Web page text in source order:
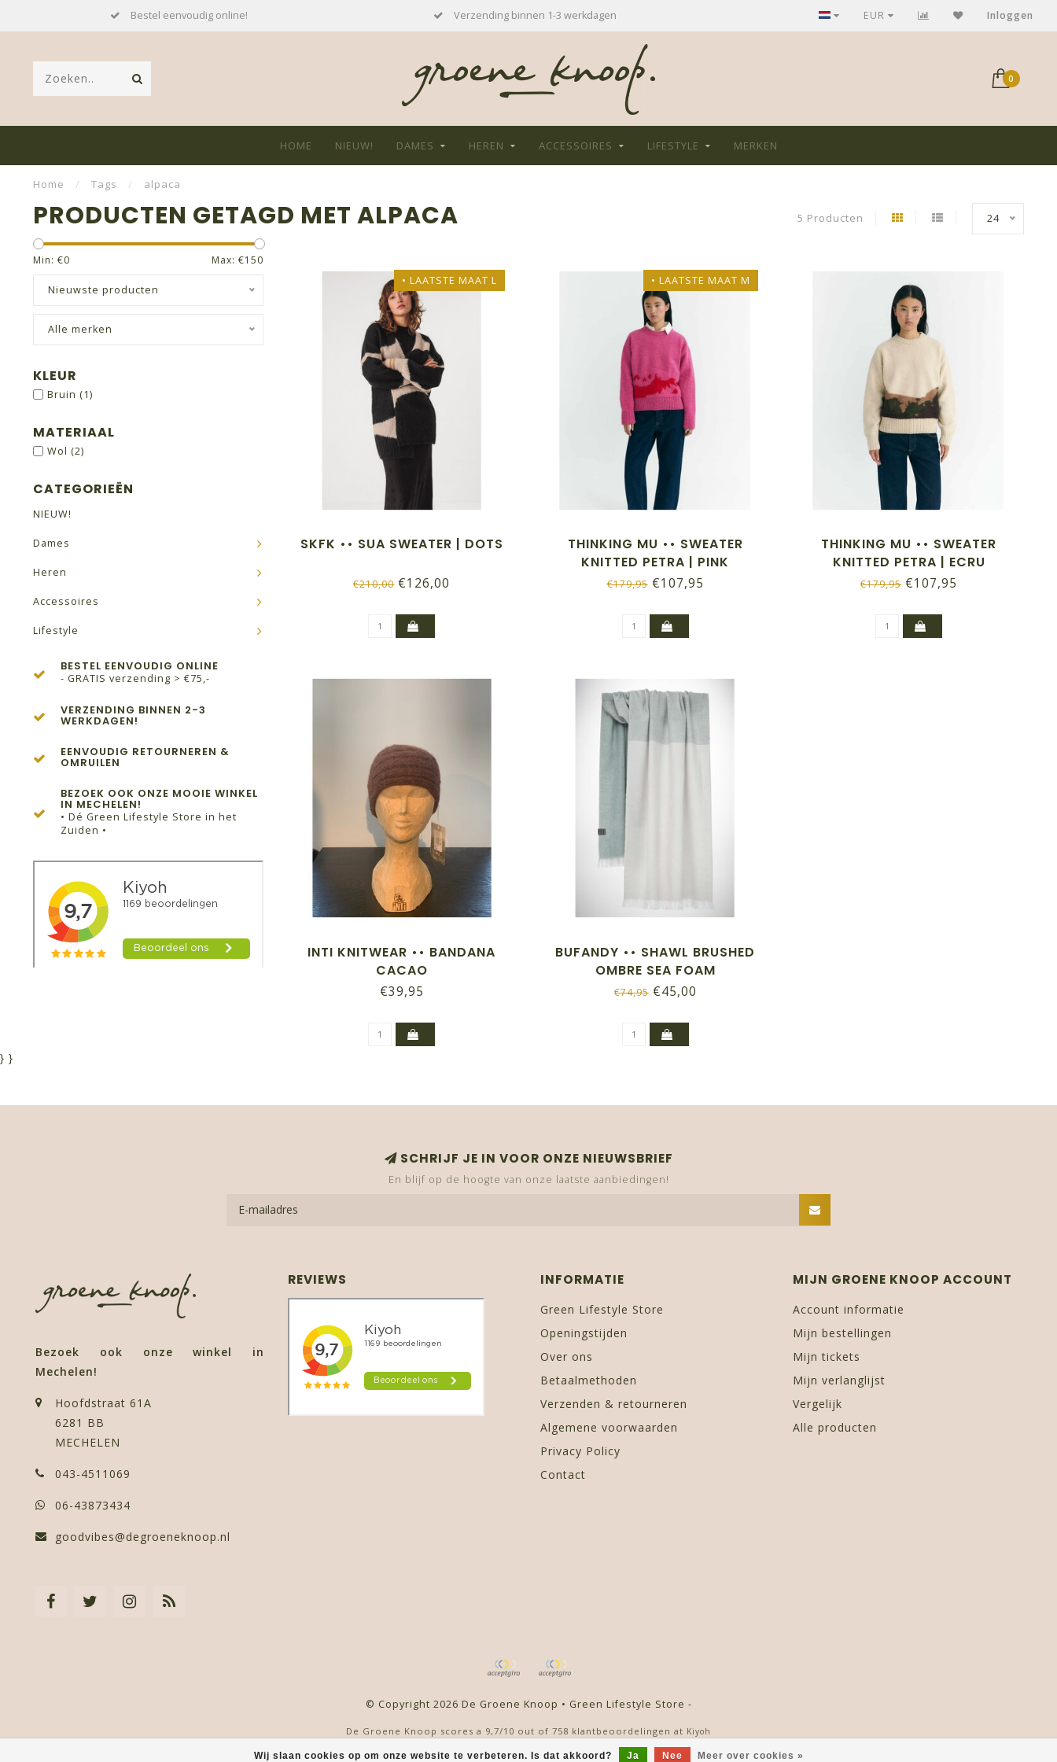
Bestel eenvoudig online! Verzending binnen 1-3 werkdagen GRATIS verzending bij aankoop > €75,-
EUR Inloggen
0
HOME NIEUW! DAMES HEREN ACCESSOIRES LIFESTYLE MERKEN
Home / Tags / alpaca
PRODUCTEN GETAGD MET ALPACA 5 Producten 24
Min: €0 Max: €150
Nieuwste producten
Alle merken
KLEUR
Bruin (1)
MATERIAAL
Wol (2)
CATEGORIEËN
NIEUW!
Dames
Heren
Accessoires
Lifestyle
BESTEL EENVOUDIG ONLINE
- GRATIS verzending > €75,-
VERZENDING BINNEN 2-3
WERKDAGEN!
EENVOUDIG RETOURNEREN &
OMRUILEN
BEZOEK OOK ONZE MOOIE WINKEL
IN MECHELEN!
• Dé Green Lifestyle Store in het
Zuiden •
• LAATSTE MAAT L
SKFK •• SUA SWEATER | DOTS
€210,00€126,00
• LAATSTE MAAT M
THINKING MU •• SWEATER
KNITTED PETRA | PINK
€179,95€107,95
THINKING MU •• SWEATER
KNITTED PETRA | ECRU
€179,95€107,95
INTI KNITWEAR •• BANDANA
CACAO
€39,95
BUFANDY •• SHAWL BRUSHED
OMBRE SEA FOAM
€74,95€45,00
} }
Wij slaan cookies op om onze website te verbeteren. Is dat akkoord? Ja Nee Meer over cookies »
SCHRIJF JE IN VOOR ONZE NIEUWSBRIEF
En blijf op de hoogte van onze laatste aanbiedingen!
Bezoek ook onze winkel in
Mechelen!
Hoofdstraat 61A
6281 BB
MECHELEN
043-4511069
06-43873434
goodvibes@degroeneknoop.nl
REVIEWS INFORMATIE
Green Lifestyle Store
Openingstijden
Over ons
Betaalmethoden
Verzenden & retourneren
Algemene voorwaarden
Privacy Policy
Contact
MIJN GROENE KNOOP ACCOUNT
Account informatie
Mijn bestellingen
Mijn tickets
Mijn verlanglijst
Vergelijk
Alle producten
© Copyright 2026 De Groene Knoop • Green Lifestyle Store -
De Groene Knoop scores a 9,7/10 out of 758 klantbeoordelingen at Kiyoh